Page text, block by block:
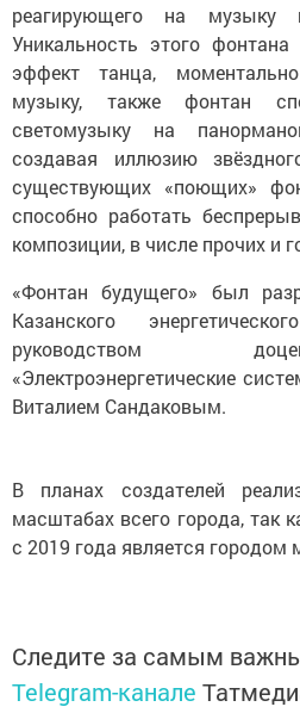
реагирующего на музыку
Уникальность этого
эффект танца,
музыку, также фонтан
светомузыку на
создавая иллюзию
существующих «поющих»
способно работать
композиции, в числе прочих и
«Фонтан будущего» был
Казанского
руководством
«Электроэнергетические
Виталием Сандаковым.
В планах создателей
масштабах всего города, так
с 2019 года является городом
Следите за самым
Telegram-канале